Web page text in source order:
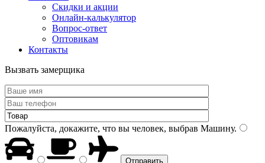
Скидки и акции
Онлайн-калькулятор
Вопрос-ответ
Оптовикам
Контакты
Вызвать замерщика
Пожалуйста, докажите, что вы человек, выбрав Машину.